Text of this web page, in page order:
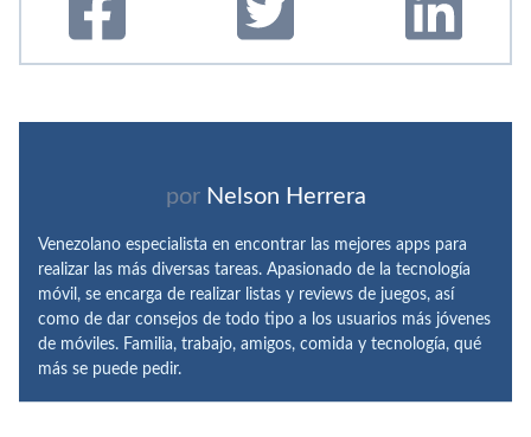
por Nelson Herrera
Venezolano especialista en encontrar las mejores apps para
realizar las más diversas tareas. Apasionado de la tecnología
móvil, se encarga de realizar listas y reviews de juegos, así
como de dar consejos de todo tipo a los usuarios más jóvenes
de móviles. Familia, trabajo, amigos, comida y tecnología, qué
más se puede pedir.